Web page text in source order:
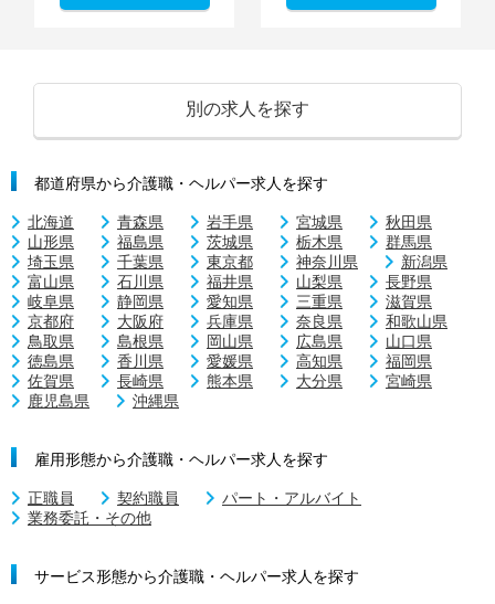
別の求人を探す
都道府県から介護職・ヘルパー求人を探す
北海道 青森県 岩手県 宮城県
秋田県
山形県
福島県 茨城県 栃木県
群馬県
埼玉県
千葉県 東京都 神奈川県
新潟県
富山県
石川県 福井県 山梨県
長野県
岐阜県
静岡県 愛知県 三重県
滋賀県
京都府
大阪府 兵庫県 奈良県
和歌山県
鳥取県
島根県 岡山県 広島県
山口県
徳島県
香川県 愛媛県 高知県
福岡県
佐賀県
長崎県 熊本県 大分県
宮崎県
鹿児島県
沖縄県
雇用形態から介護職・ヘルパー求人を探す
正職員 契約職員
パート・アルバイト
業務委託・その他
サービス形態から介護職・ヘルパー求人を探す